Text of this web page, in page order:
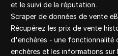
et le suivi de la réputation.
Scraper de données de vente
Récupérez les prix de vente
d'enchères - une fonctionnalité
enchères et les informations